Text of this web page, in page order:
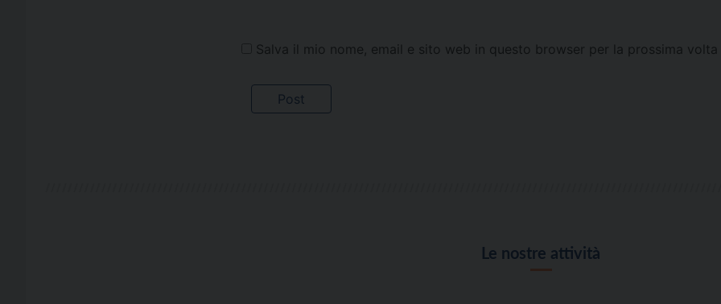
Salva il mio nome, email e sito web in questo browser per la prossima
Le nostre attività